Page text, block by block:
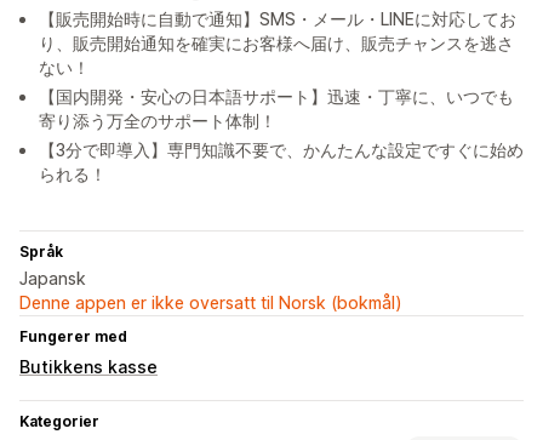
【販売開始時に自動で通知】SMS・メール・LINEに対応してお
り、販売開始通知を確実にお客様へ届け、販売チャンスを逃さ
ない！
【国内開発・安心の日本語サポート】迅速・丁寧に、いつでも
寄り添う万全のサポート体制！
【3分で即導入】専門知識不要で、かんたんな設定ですぐに始め
られる！
Språk
Japansk
Denne appen er ikke oversatt til Norsk (bokmål)
Fungerer med
Butikkens kasse
Kategorier